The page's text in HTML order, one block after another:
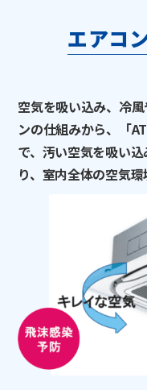
エアコ
空気を吸い込み、冷
ンの仕組みから、「
で、汚い空気を吸い
り、室内全体の空気環